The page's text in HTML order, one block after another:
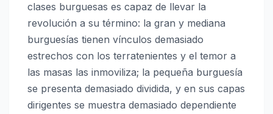
clases burguesas es capaz de llevar la
revolución a su término: la gran y mediana
burguesías tienen vínculos demasiado
estrechos con los terratenientes y el temor a
las masas las inmoviliza; la pequeña burguesía
se presenta demasiado dividida, y en sus capas
dirigentes se muestra demasiado dependiente